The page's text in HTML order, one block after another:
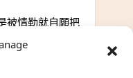
被情勒就自願把